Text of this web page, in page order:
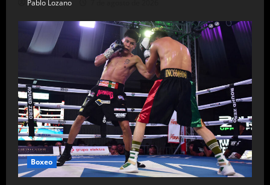
Pablo Lozano
Boxeo